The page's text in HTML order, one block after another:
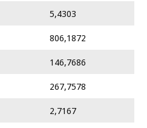
5,4303
806,1872
146,7686
267,7578
2,7167